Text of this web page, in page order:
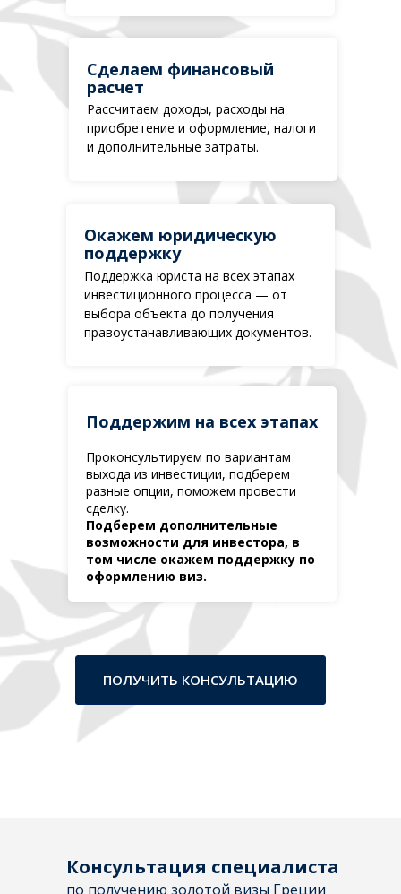
Окажем юридическую
поддержку
Поддержка юриста на всех этапах
инвестиционного процесса — от
выбора объекта до получения
правоустанавливающих документов.
Сделаем финансовый
расчет
Рассчитаем доходы, расходы на
приобретение и оформление, налоги
и дополнительные затраты.
Поддержим на всех этапах
Проконсультируем по вариантам
выхода из инвестиции, подберем
разные опции, поможем провести
сделку.
Подберем дополнительные
возможности для инвестора, в
том числе окажем поддержку по
оформлению виз.
ПОЛУЧИТЬ КОНСУЛЬТАЦИЮ
Консультация специалиста
по получению золотой визы Греции